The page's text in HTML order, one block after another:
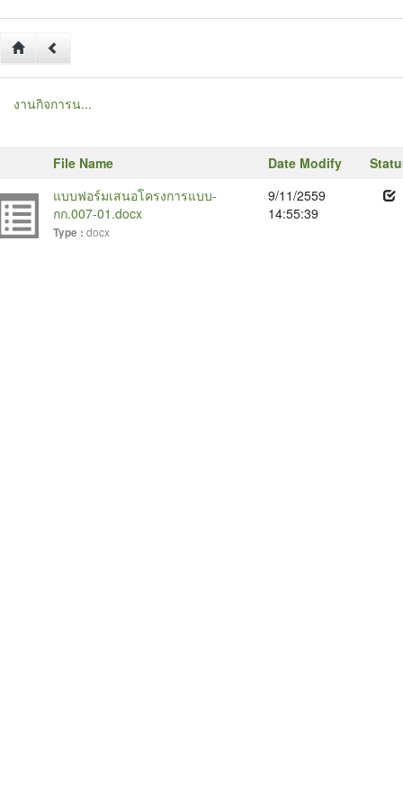
งานกิจการน...
File Name Date Modify
แบบฟอร์มเสนอโครงการแบบ-
กก.007-01.docx
Type : docx
9/11/2559
14:55:39